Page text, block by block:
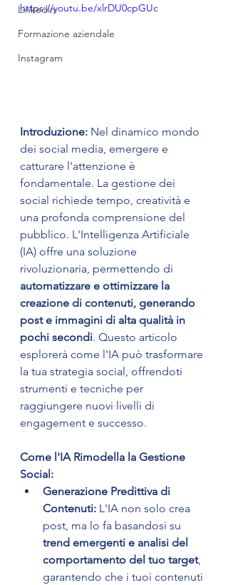
Linkedin
Formazione aziendale
Instagram
https://youtu.be/xlrDU0cpGUc
Introduzione: Nel dinamico mondo
dei social media, emergere e
catturare l'attenzione è
fondamentale. La gestione dei
social richiede tempo, creatività e
una profonda comprensione del
pubblico. L'Intelligenza Artificiale
(IA) offre una soluzione
rivoluzionaria, permettendo di
automatizzare e ottimizzare la
creazione di contenuti, generando
post e immagini di alta qualità in
pochi secondi. Questo articolo
esplorerà come l'IA può trasformare
la tua strategia social, offrendoti
strumenti e tecniche per
raggiungere nuovi livelli di
engagement e successo.
Come l'IA Rimodella la Gestione
Social:
Generazione Predittiva di
Contenuti: L'IA non solo crea
post, ma lo fa basandosi su
trend emergenti e analisi del
comportamento del tuo target,
garantendo che i tuoi contenuti